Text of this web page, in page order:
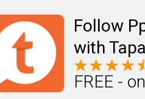
Follow
with
FREE -